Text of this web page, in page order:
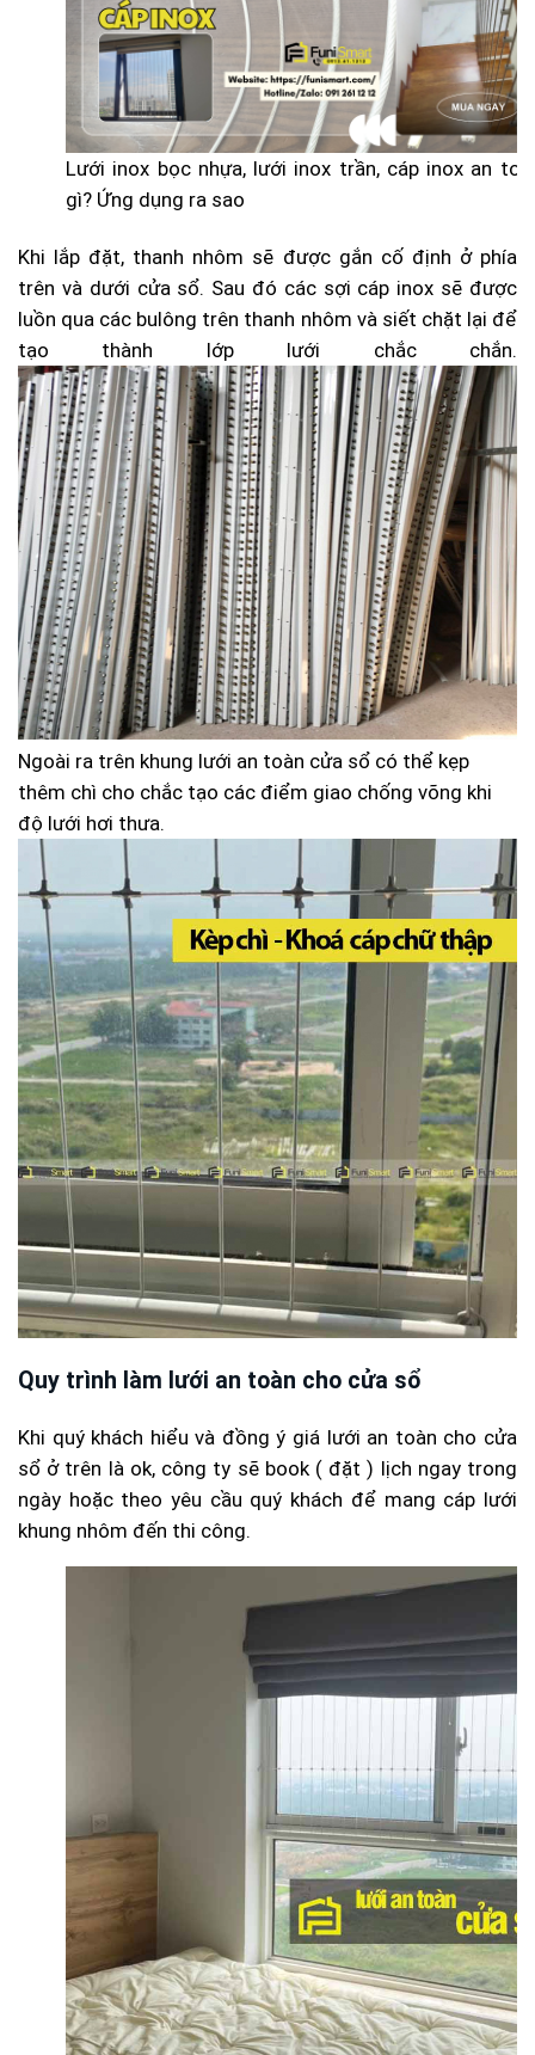
Lưới inox bọc nhựa, lưới inox trần, cáp inox an
gì? Ứng dụng ra sao
Khi lắp đặt, thanh nhôm sẽ được gắn cố định ở phía
trên và dưới cửa sổ. Sau đó các sợi cáp inox sẽ được
luồn qua các bulông trên thanh nhôm và siết chặt lại để
tạo thành lớp lưới chắc chắn.
Ngoài ra trên khung lưới an toàn cửa sổ có thể kẹp
thêm chì cho chắc tạo các điểm giao chống võng khi
độ lưới hơi thưa.
Quy trình làm lưới an toàn cho cửa sổ
Khi quý khách hiểu và đồng ý giá lưới an toàn cho cửa
sổ ở trên là ok, công ty sẽ book ( đặt ) lịch ngay trong
ngày hoặc theo yêu cầu quý khách để mang cáp lưới
khung nhôm đến thi công.